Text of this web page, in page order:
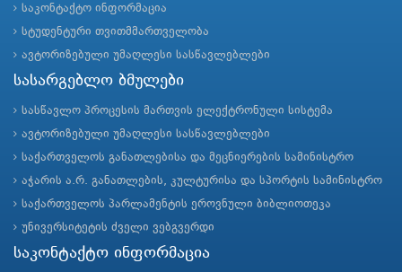
საკონტაქტო ინფორმაცია
სტუდენტური თვითმმართველობა
ავტორიზებული უმაღლესი სასწავლებლები
სასარგებლო ბმულები
სასწავლო პროცესის მართვის ელექტრონული სისტემა
ავტორიზებული უმაღლესი სასწავლებლები
საქართველოს განათლებისა და მეცნიერების სამინისტრო
აჭარის ა.რ. განათლების, კულტურისა და სპორტის სამინისტრო
საქართველოს პარლამენტის ეროვნული ბიბლიოთეკა
უნივერსიტეტის ძველი ვებგვერდი
საკონტაქტო ინფორმაცია